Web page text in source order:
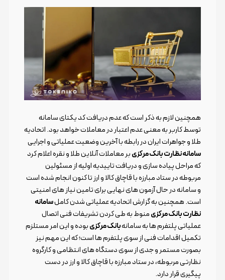
همچنین لازم به ذکر است که عدم دریافت کد یکتای سامانه
توسط کاربر به معنی عدم اعتبار در معاملات خواهد بود. اتحادیه
طلا و جواهرات ایران در رابطه با آخرین وضعیت عملیاتی و اجرایی
سامانه نظارت بانک مرکزیبر معاملات آنلاین طلا و نقره اعلام کرد
که مراحل پیاده سازی و دریافت تاییدیه اولیه از مسئولین
مربوطه در ستاد مبارزه با قاچاق کالا و ارز تا کنون انجام شده است
و سامانه در حال آزمون های نهایی برای تامین نیاز های امنیتی
است. همچنین به گزارش اتحادیه عملیاتی شدن کاملسامانه
نظارت بانک مرکزیمنوط به طی کردن تشریفات فنی اتصال
عملیاتی پلتفرم ها به سامانهبانک مرکزیبوده و این امر مستلزم
تکمیل اقدامات فنی از سوی پلتفرم ها است؛ که این مهم نیز
بصورت مستمر و جدی از سوی دستگاه های انتظامی و کارگروه
نظارتی مربوطه، در ستاد مبارزه با قاچاق کالا و ارز در دست
پیگیری قرار دارد.